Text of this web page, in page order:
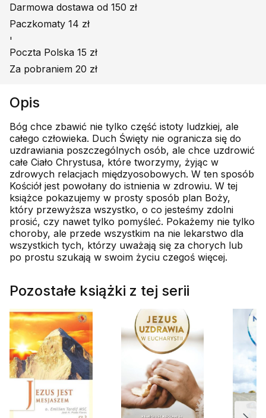
Darmowa dostawa od 150 zł
Paczkomaty 14 zł
'
Poczta Polska 15 zł
Za pobraniem 20 zł
Opis
Bóg chce zbawić nie tylko część istoty ludzkiej, ale
całego człowieka. Duch Święty nie ogranicza się do
uzdrawiania poszczególnych osób, ale chce uzdrowić
całe Ciało Chrystusa, które tworzymy, żyjąc w
zdrowych relacjach międzyosobowych. W ten sposób
Kościół jest powołany do istnienia w zdrowiu. W tej
książce pokazujemy w prosty sposób plan Boży,
który przewyższa wszystko, o co jesteśmy zdolni
prosić, czy nawet tylko pomyśleć. Pokażemy nie tylko
choroby, ale przede wszystkim na nie lekarstwo dla
wszystkich tych, którzy uważają się za chorych lub
po prostu szukają w swoim życiu czegoś więcej.
Pozostałe książki z tej serii